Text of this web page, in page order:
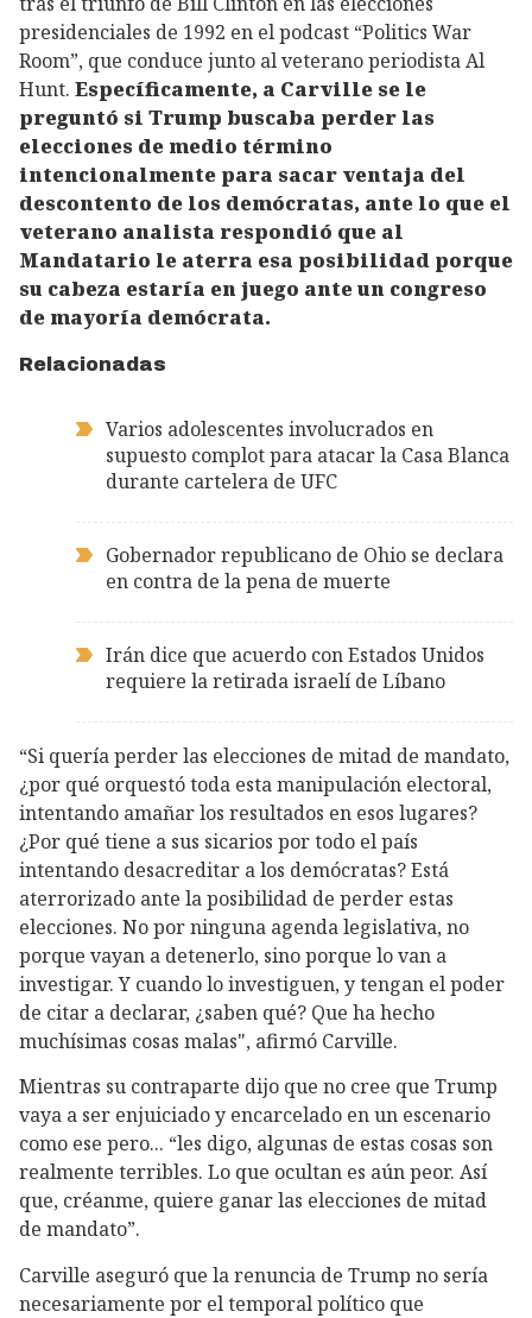
presidenciales de 1992 en el podcast “Politics War
Room”, que conduce junto al veterano periodista Al
Hunt. Específicamente, a Carville se le
preguntó si Trump buscaba perder las
elecciones de medio término
intencionalmente para sacar ventaja del
descontento de los demócratas, ante lo que el
veterano analista respondió que al
Mandatario le aterra esa posibilidad porque
su cabeza estaría en juego ante un congreso
de mayoría demócrata.
Relacionadas
Varios adolescentes involucrados en
supuesto complot para atacar la Casa Blanca
durante cartelera de UFC
Gobernador republicano de Ohio se declara
en contra de la pena de muerte
Irán dice que acuerdo con Estados Unidos
requiere la retirada israelí de Líbano
“Si quería perder las elecciones de mitad de mandato,
¿por qué orquestó toda esta manipulación electoral,
intentando amañar los resultados en esos lugares?
¿Por qué tiene a sus sicarios por todo el país
intentando desacreditar a los demócratas? Está
aterrorizado ante la posibilidad de perder estas
elecciones. No por ninguna agenda legislativa, no
porque vayan a detenerlo, sino porque lo van a
investigar. Y cuando lo investiguen, y tengan el poder
de citar a declarar, ¿saben qué? Que ha hecho
muchísimas cosas malas", afirmó Carville.
Mientras su contraparte dijo que no cree que Trump
vaya a ser enjuiciado y encarcelado en un escenario
como ese pero... “les digo, algunas de estas cosas son
realmente terribles. Lo que ocultan es aún peor. Así
que, créanme, quiere ganar las elecciones de mitad
de mandato”.
Carville aseguró que la renuncia de Trump no sería
necesariamente por el temporal político que